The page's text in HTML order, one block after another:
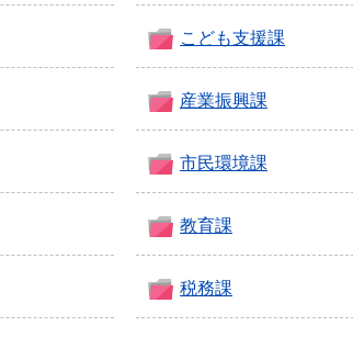
こども支援課
産業振興課
市民環境課
教育課
税務課